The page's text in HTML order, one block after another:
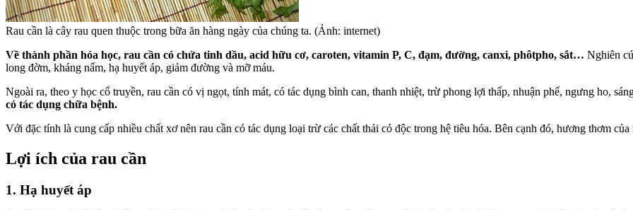
Rau cần là cây rau quen thuộc trong bữa ăn hàng ngày của chúng ta. (Ảnh: internet)
Về thành phần hóa học, rau cần có chứa tinh dầu, acid hữu cơ, caroten, vitamin P, C, đạm, đường, canxi, phôtpho, sắt… Nghiên
long đờm, kháng nấm, hạ huyết áp, giảm đường và mỡ máu.
Ngoài ra, theo y học cổ truyền, rau cần có vị ngọt, tính mát, có tác dụng bình can, thanh nhiệt, trừ phong lợi thấp, nhuận phế, ngưng ho,
có tác dụng chữa bệnh.
Với đặc tính là cung cấp nhiều chất xơ nên rau cần có tác dụng loại trừ các chất thải có độc trong hệ tiêu hóa. Bên cạnh đó, hương thơm
Lợi ích của rau cần
1. Hạ huyết áp